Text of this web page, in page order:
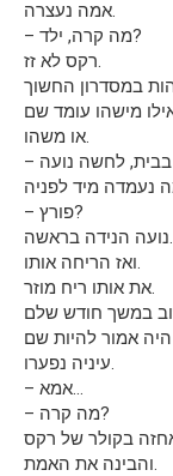
אמה נעצרה.
– מה קרה, ילד?
רקס לא זז.
או משהו.
– פורץ?
נועה הנידה בראשה.
ואז הריחה אותו.
את אותו ריח מוזר.
עיניה נפערו.
– אמא…
– מה קרה?
והבינה את האמת.